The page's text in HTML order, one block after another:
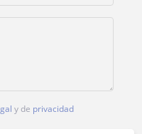
y de privacidad